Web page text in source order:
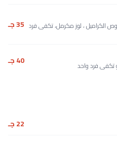
الكراميل ، لوز مكرمل، تكفى فرد 35 جـ
تكفى فرد واحد 40 جـ
22 جـ